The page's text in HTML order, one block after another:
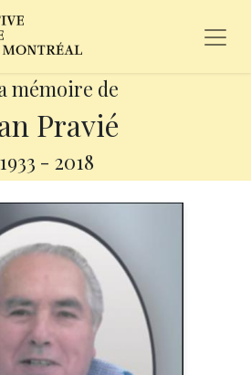
mémoire de
Pravié
1933 - 2018